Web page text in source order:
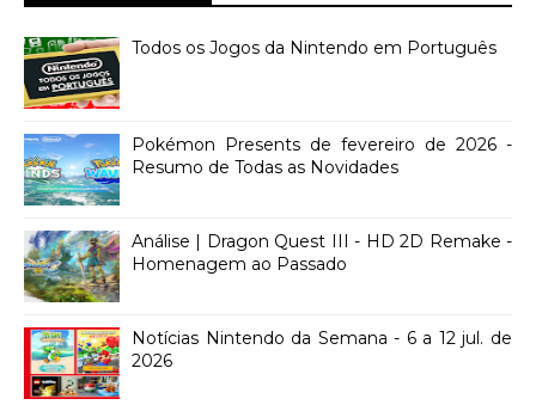
Todos os Jogos da Nintendo em Português
Pokémon Presents de fevereiro de 2026 -
Resumo de Todas as Novidades
Análise | Dragon Quest III - HD 2D Remake -
Homenagem ao Passado
Notícias Nintendo da Semana - 6 a 12 jul. de
2026